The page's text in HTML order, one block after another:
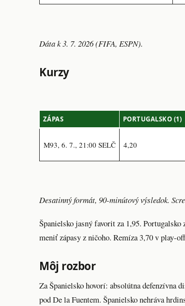
Dáta k 3. 7. 2026 (FIFA, ESPN).
Kurzy
ZÁPAS PORTUGALSKO (1)
M93, 6. 7., 21:00 SELČ 4,20
Desatinný formát, 90-minútový výsledok.
Španielsko jasný favorit za 1,95.
meniť zápasy z ničoho. Remíza 3,70 v play-
Môj rozbor
Za Španielsko hovorí: absolútna defenzívna
pod De la Fuentem. Španielsko nehráva